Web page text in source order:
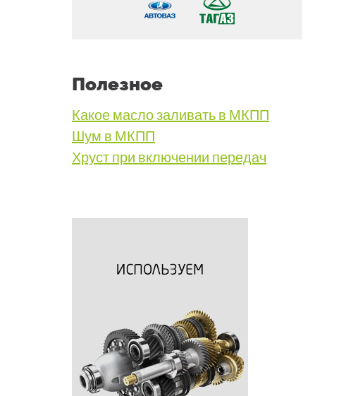
Полезное
Какое масло заливать в МКПП
Шум в МКПП
Хруст при включении передач